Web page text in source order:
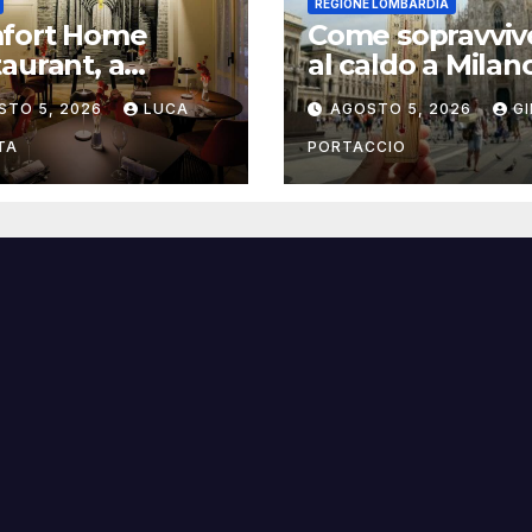
Home
a
il ristorante
in
di
5, 2026 LUCA
REGIONE LOMBARDIA
Come
al caldo a
consigli pratici
AGOSTO 5, 2026
PORTACCIO